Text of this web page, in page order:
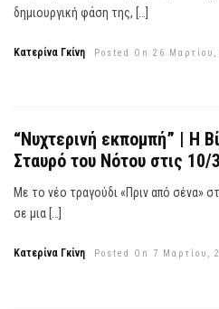
δημιουργική φάση της, […]
Κατερίνα Γκίνη Posted On 26 Μαρτίου,
“Νυχτερινή εκπομπή” | Η
Σταυρό του Νότου στις 10/
Με το νέο τραγούδι «Πριν από σένα»
σε μια […]
Κατερίνα Γκίνη Posted On 7 Μαρτίου,